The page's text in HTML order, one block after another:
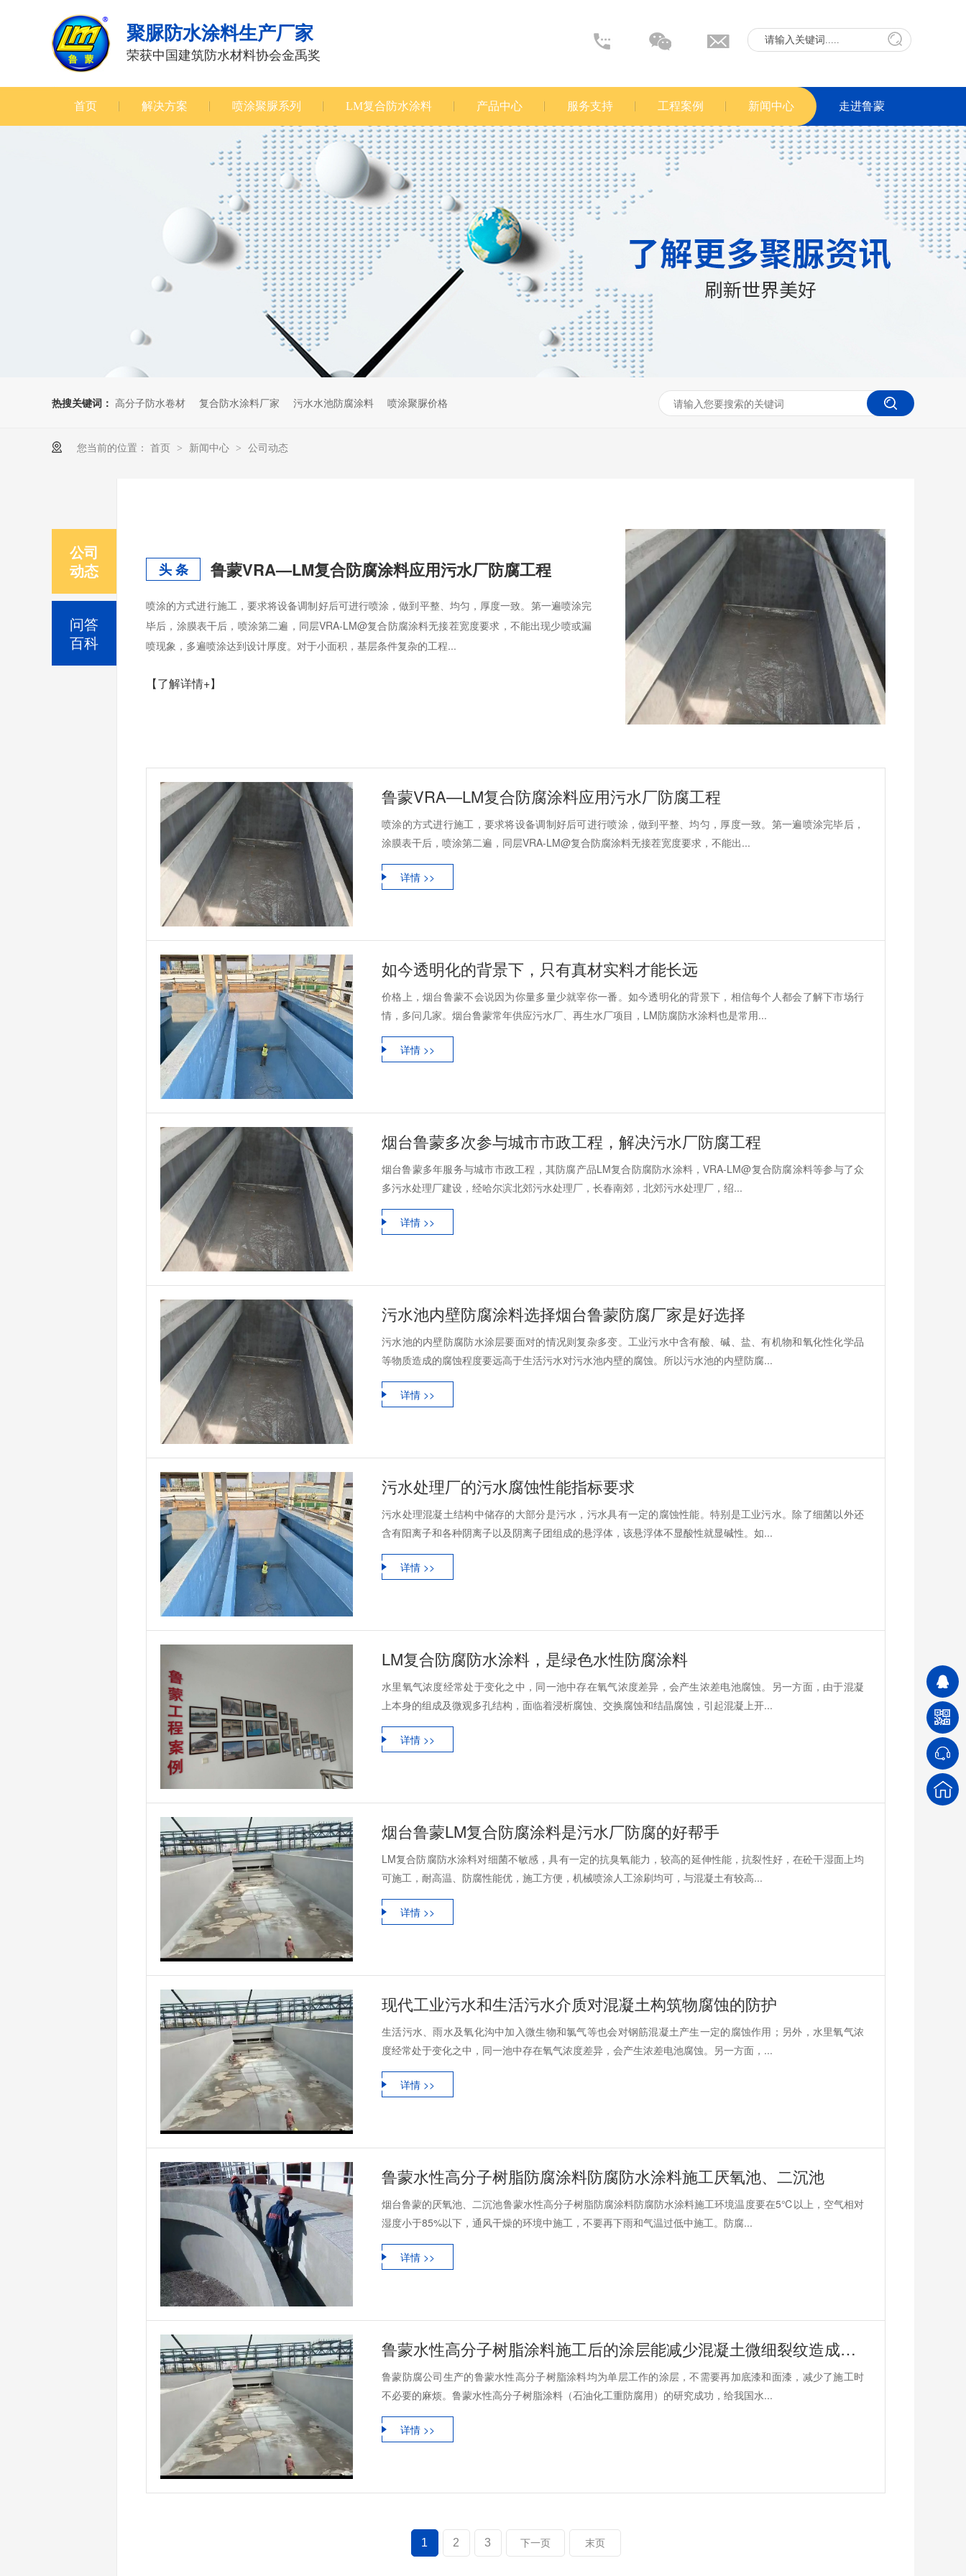
聚脲防水涂料生产厂家
荣获中国建筑防水材料协会金禹奖
首页 解决方案 喷涂聚脲系列 LM复合防水涂料 产品中心 服务支持 工程案例 新闻中心 走进鲁蒙
热搜关键词： 高分子防水卷材 复合防水涂料厂家 污水水池防腐涂料 喷涂聚脲价格
您当前的位置： 首页 > 新闻中心 > 公司动态
头 条 鲁蒙VRA—LM复合防腐涂料应用污水厂防腐工程
喷涂的方式进行施工，要求将设备调制好后可进行喷涂，做到平整、均匀，厚度一致。第一遍喷涂完
毕后，涂膜表干后，喷涂第二遍，同层VRA-LM@复合防腐涂料无接茬宽度要求，不能出现少喷或漏
喷现象，多遍喷涂达到设计厚度。对于小面积，基层条件复杂的工程...
【了解详情+】
鲁蒙VRA—LM复合防腐涂料应用污水厂防腐工程
喷涂的方式进行施工，要求将设备调制好后可进行喷涂，做到平整、均匀，厚度一致。第一遍喷涂完毕后，
涂膜表干后，喷涂第二遍，同层VRA-LM@复合防腐涂料无接茬宽度要求，不能出...
详情 >>
如今透明化的背景下，只有真材实料才能长远
价格上，烟台鲁蒙不会说因为你量多量少就宰你一番。如今透明化的背景下，相信每个人都会了解下市场行
情，多问几家。烟台鲁蒙常年供应污水厂、再生水厂项目，LM防腐防水涂料也是常用...
详情 >>
烟台鲁蒙多次参与城市市政工程，解决污水厂防腐工程
烟台鲁蒙多年服务与城市市政工程，其防腐产品LM复合防腐防水涂料，VRA-LM@复合防腐涂料等参与了众
多污水处理厂建设，经哈尔滨北郊污水处理厂，长春南郊，北郊污水处理厂，绍...
详情 >>
污水池内壁防腐涂料选择烟台鲁蒙防腐厂家是好选择
污水池的内壁防腐防水涂层要面对的情况则复杂多变。工业污水中含有酸、碱、盐、有机物和氧化性化学品
等物质造成的腐蚀程度要远高于生活污水对污水池内壁的腐蚀。所以污水池的内壁防腐...
详情 >>
污水处理厂的污水腐蚀性能指标要求
污水处理混凝土结构中储存的大部分是污水，污水具有一定的腐蚀性能。特别是工业污水。除了细菌以外还
含有阳离子和各种阴离子以及阴离子团组成的悬浮体，该悬浮体不显酸性就显碱性。如...
详情 >>
LM复合防腐防水涂料，是绿色水性防腐涂料
水里氧气浓度经常处于变化之中，同一池中存在氧气浓度差异，会产生浓差电池腐蚀。另一方面，由于混凝
上本身的组成及微观多孔结构，面临着浸析腐蚀、交换腐蚀和结晶腐蚀，引起混凝上开...
详情 >>
烟台鲁蒙LM复合防腐涂料是污水厂防腐的好帮手
LM复合防腐防水涂料对细菌不敏感，具有一定的抗臭氧能力，较高的延伸性能，抗裂性好，在砼干湿面上均
可施工，耐高温、防腐性能优，施工方便，机械喷涂人工涂刷均可，与混凝土有较高...
详情 >>
现代工业污水和生活污水介质对混凝土构筑物腐蚀的防护
生活污水、雨水及氧化沟中加入微生物和氯气等也会对钢筋混凝土产生一定的腐蚀作用；另外，水里氧气浓
度经常处于变化之中，同一池中存在氧气浓度差异，会产生浓差电池腐蚀。另一方面，...
详情 >>
鲁蒙水性高分子树脂防腐涂料防腐防水涂料施工厌氧池、二沉池
烟台鲁蒙的厌氧池、二沉池鲁蒙水性高分子树脂防腐涂料防腐防水涂料施工环境温度要在5℃以上，空气相对
湿度小于85%以下，通风干燥的环境中施工，不要再下雨和气温过低中施工。防腐...
详情 >>
鲁蒙水性高分子树脂涂料施工后的涂层能减少混凝土微细裂纹造成的渗漏腐蚀
鲁蒙防腐公司生产的鲁蒙水性高分子树脂涂料均为单层工作的涂层，不需要再加底漆和面漆，减少了施工时
不必要的麻烦。鲁蒙水性高分子树脂涂料（石油化工重防腐用）的研究成功，给我国水...
详情 >>
1 2 3 下一页 末页
公司
动态
问答
百科